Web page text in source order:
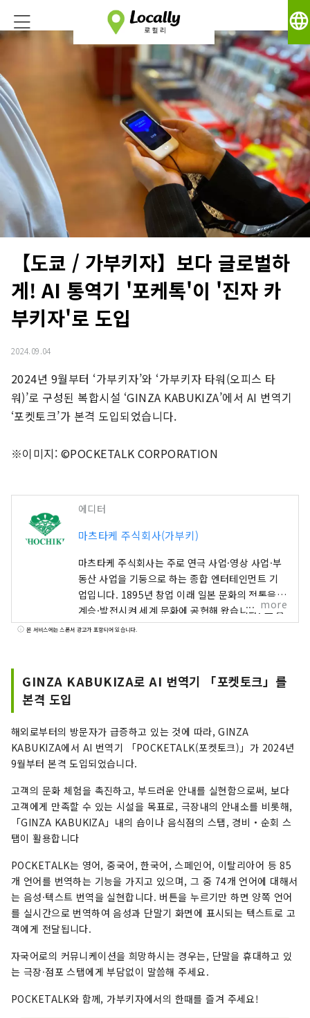
language
【도쿄 / 가부키자】보다 글로벌하
게! AI 통역기 '포케톡'이 '진자 카
부키자'로 도입
2024.09.04
2024년 9월부터 ‘가부키자’와 ‘가부키자 타워(오피스 타
워)’로 구성된 복합시설 ‘GINZA KABUKIZA’에서 AI 번역기
‘포켓토크’가 본격 도입되었습니다.
※이미지: ©POCKETALK CORPORATION
에디터
마츠타케 주식회사(가부키)
마츠타케 주식회사는 주로 연극 사업·영상 사업·부
동산 사업을 기둥으로 하는 종합 엔터테인먼트 기
업입니다. 1895년 창업 이래 일본 문화의 전통을
계승·발전시켜 세계 문화에 공헌해 왔습니다. 그 중
에서도 일본의 전통 예능인 가부키에 깊이 관여해
카 마츠타케자에서 상연되는 가부키 공연의 정보
나, 가부키의 매력을 알기 쉽게, 시기 적절하게 전합
more
본 서비스에는 스폰서 광고가 포함되어 있습니다.
GINZA KABUKIZA로 AI 번역기 「포켓토크」를
본격 도입
해외로부터의 방문자가 급증하고 있는 것에 따라, GINZA
KABUKIZA에서 AI 번역기 「POCKETALK(포켓토크)」가 2024년
9월부터 본격 도입되었습니다.
고객의 문화 체험을 촉진하고, 부드러운 안내를 실현함으로써, 보다
고객에게 만족할 수 있는 시설을 목표로, 극장내의 안내소를 비롯해,
「GINZA KABUKIZA」내의 숍이나 음식점의 스탭, 경비・순회 스
탭이 활용합니다
POCKETALK는 영어, 중국어, 한국어, 스페인어, 이탈리아어 등 85
개 언어를 번역하는 기능을 가지고 있으며, 그 중 74개 언어에 대해서
는 음성·텍스트 번역을 실현합니다. 버튼을 누르기만 하면 양쪽 언어
를 실시간으로 번역하여 음성과 단말기 화면에 표시되는 텍스트로 고
객에게 전달됩니다.
자국어로의 커뮤니케이션을 희망하시는 경우는, 단말을 휴대하고 있
는 극장·점포 스탭에게 부담없이 말씀해 주세요.
POCKETALK와 함께, 가부키자에서의 한때를 즐겨 주세요!